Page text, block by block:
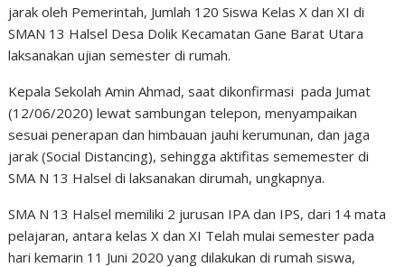
jarak oleh Pemerintah, Jumlah 120 Siswa Kelas X dan XI di
SMAN 13 Halsel Desa Dolik Kecamatan Gane Barat Utara
laksanakan ujian semester di rumah.
Kepala Sekolah Amin Ahmad, saat dikonfirmasi pada Jumat
(12/06/2020) lewat sambungan telepon, menyampaikan
sesuai penerapan dan himbauan jauhi kerumunan, dan jaga
jarak (Social Distancing), sehingga aktifitas sememester di
SMA N 13 Halsel di laksanakan dirumah, ungkapnya.
SMA N 13 Halsel memiliki 2 jurusan IPA dan IPS, dari 14 mata
pelajaran, antara kelas X dan XI Telah mulai semester pada
hari kemarin 11 Juni 2020 yang dilakukan di rumah siswa,